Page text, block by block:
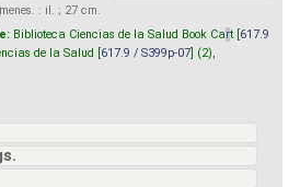
: il. ; 27 cm.
Biblioteca Ciencias de la Salud Book Cart [ 617.9
de la Salud [ 617.9 / S399p-07 ] (2),